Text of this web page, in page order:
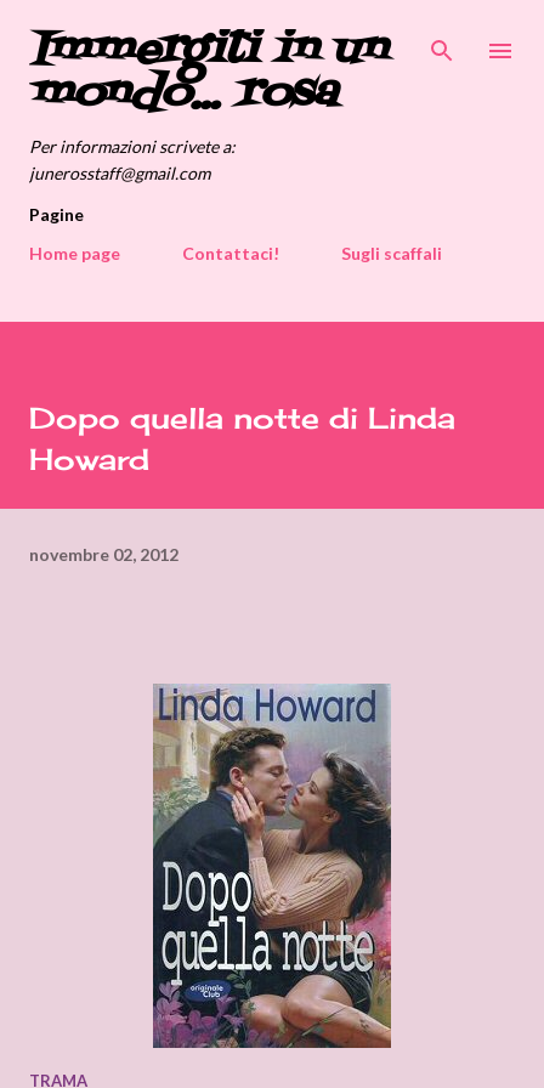
Passa ai contenuti principali
Immergiti in un
mondo... rosa
Per informazioni scrivete a:
junerosstaff@gmail.com
Pagine
Home page
Contattaci! Sugli scaffali
Dopo quella notte di Linda
Howard
novembre 02, 2012
TRAMA